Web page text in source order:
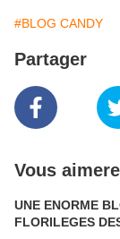
#BLOG CANDY
Partager
Vous
UNE ENORME
FLORILEGES